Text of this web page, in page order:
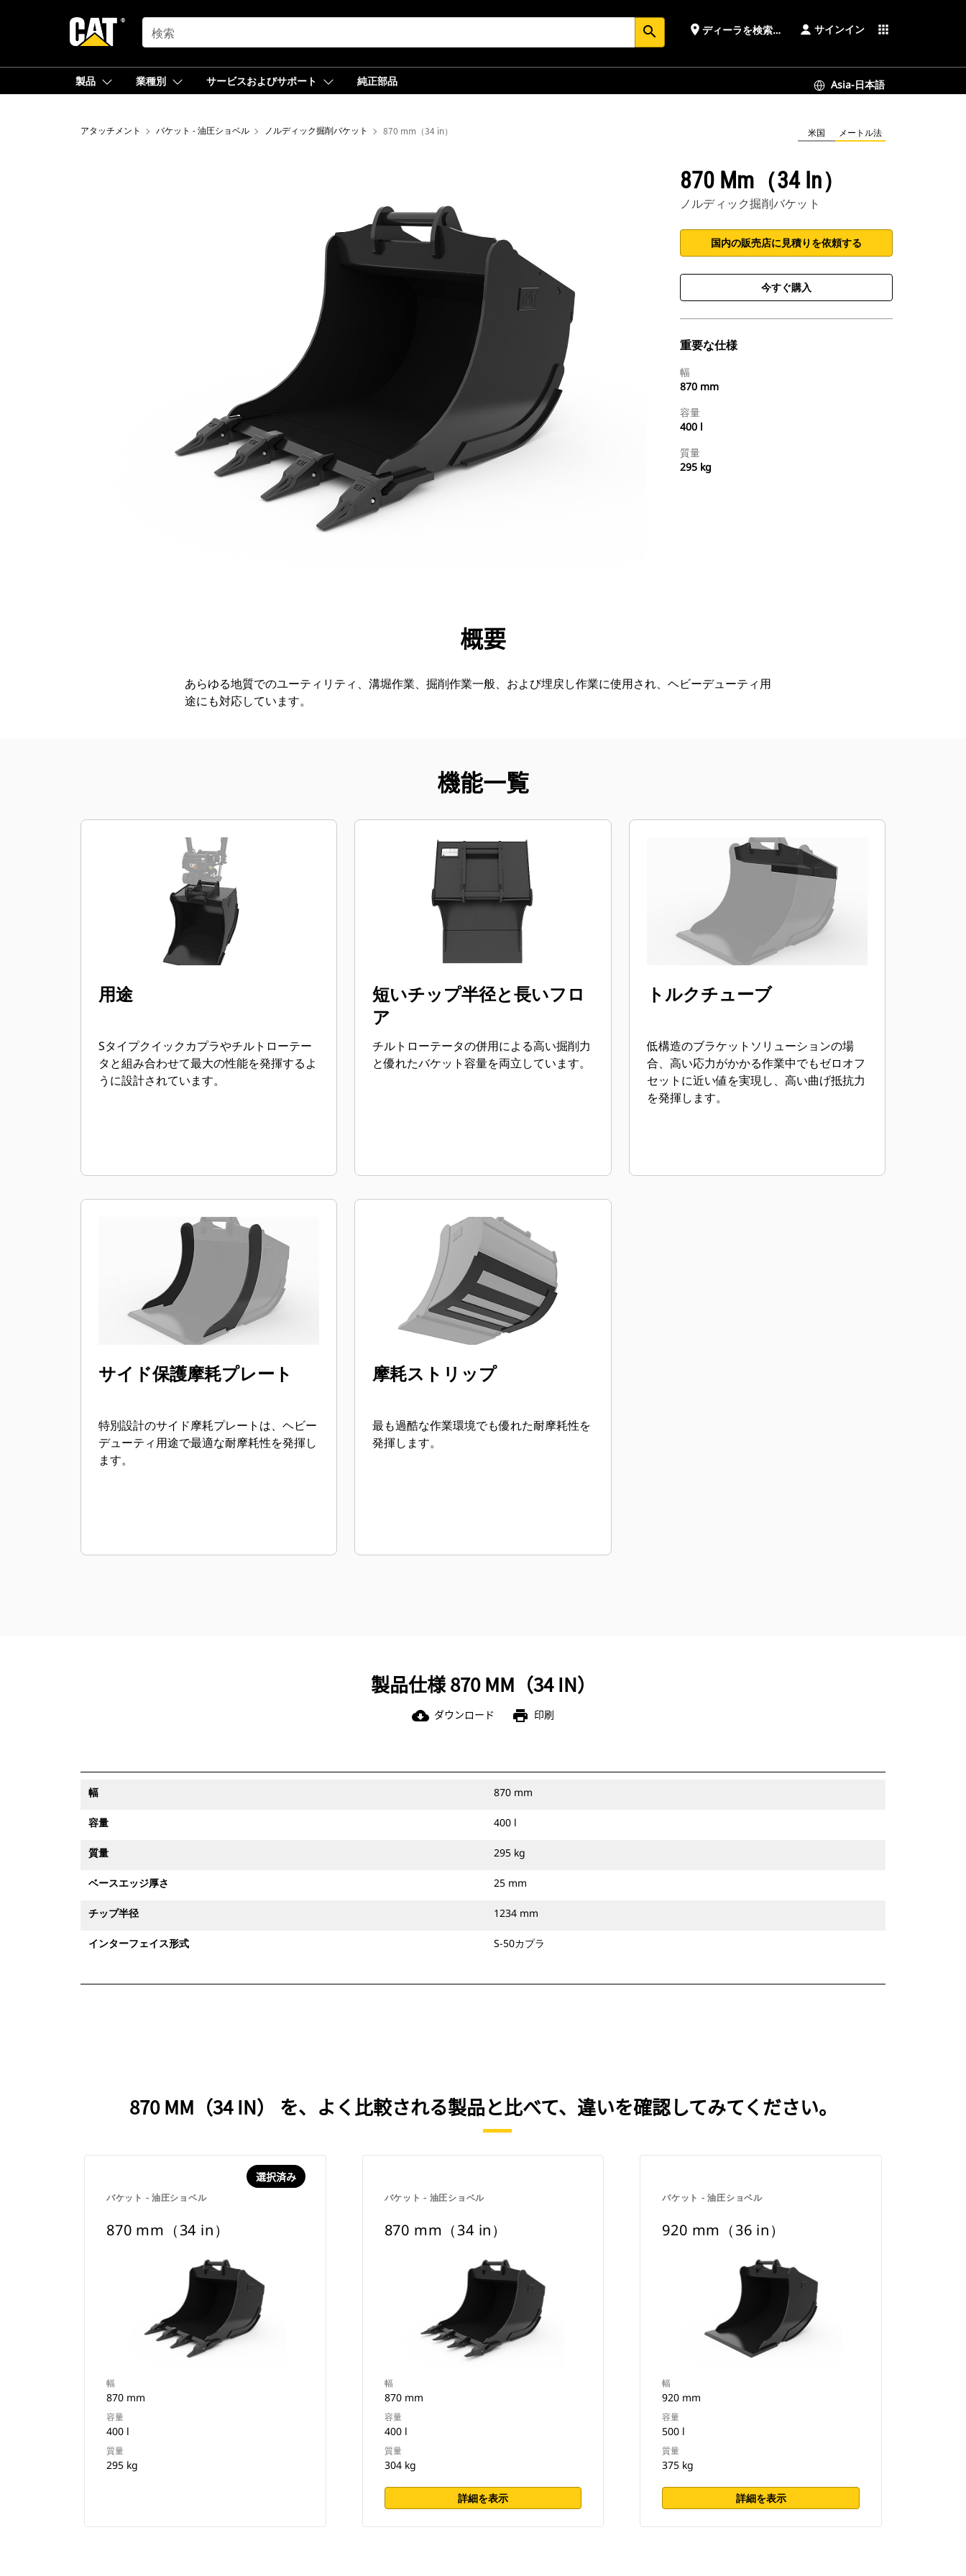
SEARCH search place ディーラを検索する サインイン apps
製品 業種別 サービスおよびサポート 純正部品 Asia-日本語
アタッチメント バケット - 油圧ショベル ノルディック掘削バケット 870 mm（34 in） 米国 メートル法
870 Mm（34 In）
ノルディック掘削バケット
国内の販売店に見積りを依頼する
今すぐ購入
重要な仕様
幅
870 mm
容量
400 l
質量
295 kg
ツアー
概要
あらゆる地質でのユーティリティ、溝堀作業、掘削作業一般、および埋戻し作業に使用され、ヘビーデューティ用
途にも対応しています。
機能一覧
用途
Sタイプクイックカプラやチルトローテー
タと組み合わせて最大の性能を発揮するよ
うに設計されています。
短いチップ半径と長いフロ
ア
チルトローテータの併用による高い掘削力
と優れたバケット容量を両立しています。
トルクチューブ
低構造のブラケットソリューションの場
合、高い応力がかかる作業中でもゼロオフ
セットに近い値を実現し、高い曲げ抵抗力
を発揮します。
サイド保護摩耗プレート
特別設計のサイド摩耗プレートは、ヘビー
デューティ用途で最適な耐摩耗性を発揮し
ます。
摩耗ストリップ
最も過酷な作業環境でも優れた耐摩耗性を
発揮します。
製品仕様 870 MM（34 IN）
cloud_download ダウンロード print 印刷
幅 870 mm
容量 400 l
質量 295 kg
ベースエッジ厚さ 25 mm
チップ半径 1234 mm
インターフェイス形式 S-50カプラ
870 MM（34 IN） を、よく比較される製品と比べて、違いを確認してみてください。
バケット - 油圧ショベル
選択済み
870 mm（34 in）
幅
870 mm
容量
400 l
質量
295 kg
バケット - 油圧ショベル
870 mm（34 in）
幅
870 mm
容量
400 l
質量
304 kg
詳細を表示
バケット - 油圧ショベル
920 mm（36 in）
幅
920 mm
容量
500 l
質量
375 kg
詳細を表示